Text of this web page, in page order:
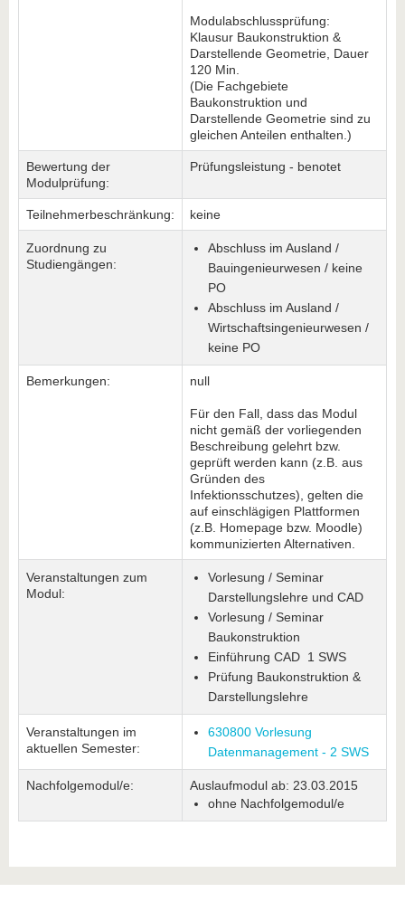
Modulabschlussprüfung:
Klausur Baukonstruktion &
Darstellende Geometrie, Dauer
120 Min.
(Die Fachgebiete
Baukonstruktion und
Darstellende Geometrie sind zu
gleichen Anteilen enthalten.)
Bewertung der
Modulprüfung:
Prüfungsleistung - benotet
Teilnehmerbeschränkung: keine
Zuordnung zu
Studiengängen:
Abschluss im Ausland /
Bauingenieurwesen / keine
PO
Abschluss im Ausland /
Wirtschaftsingenieurwesen /
keine PO
Bemerkungen: null
Für den Fall, dass das Modul
nicht gemäß der vorliegenden
Beschreibung gelehrt bzw.
geprüft werden kann (z.B. aus
Gründen des
Infektionsschutzes), gelten die
auf einschlägigen Plattformen
(z.B. Homepage bzw. Moodle)
kommunizierten Alternativen.
Veranstaltungen zum
Modul:
Vorlesung / Seminar
Darstellungslehre und CAD
Vorlesung / Seminar
Baukonstruktion
Einführung CAD 1 SWS
Prüfung Baukonstruktion &
Darstellungslehre
Veranstaltungen im
aktuellen Semester:
630800 Vorlesung
Datenmanagement - 2 SWS
Nachfolgemodul/e:
Auslaufmodul ab: 23.03.2015
ohne Nachfolgemodul/e